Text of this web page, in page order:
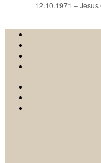
12.10.1971 –